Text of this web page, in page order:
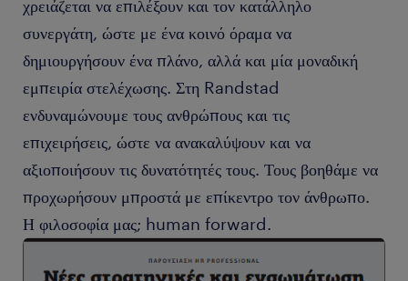
χρειάζεται να επιλέξουν και τον κατάλληλο
συνεργάτη, ώστε με ένα κοινό όραμα να
δημιουργήσουν ένα πλάνο, αλλά και μία μοναδική
εμπειρία στελέχωσης. Στη Randstad
ενδυναμώνουμε τους ανθρώπους και τις
επιχειρήσεις, ώστε να ανακαλύψουν και να
αξιοποιήσουν τις δυνατότητές τους. Τους βοηθάμε να
προχωρήσουν μπροστά με επίκεντρο τον άνθρωπο.
Η φιλοσοφία μας; human forward.